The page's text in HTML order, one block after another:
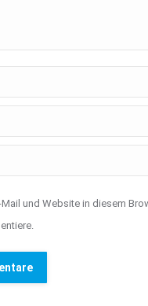
Mail und Website in diesem